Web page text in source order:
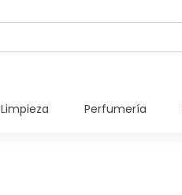
Limpieza Perfumería